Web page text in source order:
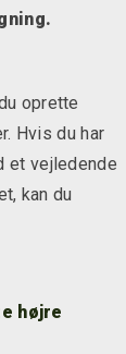
oprette
Hvis du har
et vejledende
kan du
højre